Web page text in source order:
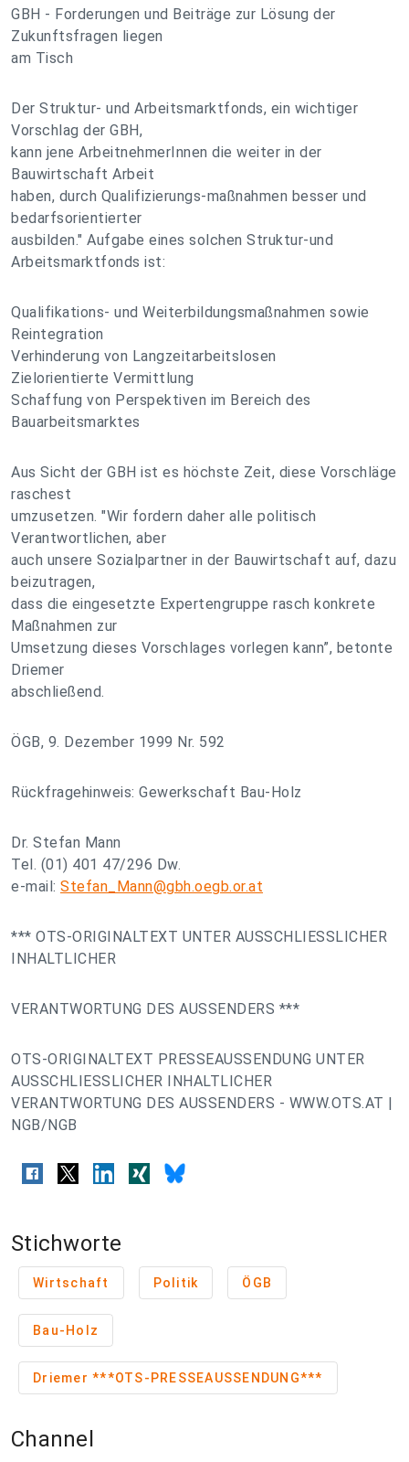
GBH - Forderungen und Beiträge zur Lösung der
Zukunftsfragen liegen
am Tisch
Der Struktur- und Arbeitsmarktfonds, ein wichtiger
Vorschlag der GBH,
kann jene ArbeitnehmerInnen die weiter in der
Bauwirtschaft Arbeit
haben, durch Qualifizierungs-maßnahmen besser und
bedarfsorientierter
ausbilden." Aufgabe eines solchen Struktur-und
Arbeitsmarktfonds ist:
Qualifikations- und Weiterbildungsmaßnahmen sowie
Reintegration
Verhinderung von Langzeitarbeitslosen
Zielorientierte Vermittlung
Schaffung von Perspektiven im Bereich des
Bauarbeitsmarktes
Aus Sicht der GBH ist es höchste Zeit, diese Vorschläge
raschest
umzusetzen. "Wir fordern daher alle politisch
Verantwortlichen, aber
auch unsere Sozialpartner in der Bauwirtschaft auf, dazu
beizutragen,
dass die eingesetzte Expertengruppe rasch konkrete
Maßnahmen zur
Umsetzung dieses Vorschlages vorlegen kann”, betonte
Driemer
abschließend.
ÖGB, 9. Dezember 1999 Nr. 592
Rückfragehinweis: Gewerkschaft Bau-Holz
Dr. Stefan Mann
Tel. (01) 401 47/296 Dw.
e-mail: Stefan_Mann@gbh.oegb.or.at
*** OTS-ORIGINALTEXT UNTER AUSSCHLIESSLICHER
INHALTLICHER
VERANTWORTUNG DES AUSSENDERS ***
OTS-ORIGINALTEXT PRESSEAUSSENDUNG UNTER
AUSSCHLIESSLICHER INHALTLICHER
VERANTWORTUNG DES AUSSENDERS - WWW.OTS.AT |
NGB/NGB
Stichworte
Wirtschaft Politik ÖGB
Bau-Holz
Driemer ***OTS-PRESSEAUSSENDUNG***
Channel